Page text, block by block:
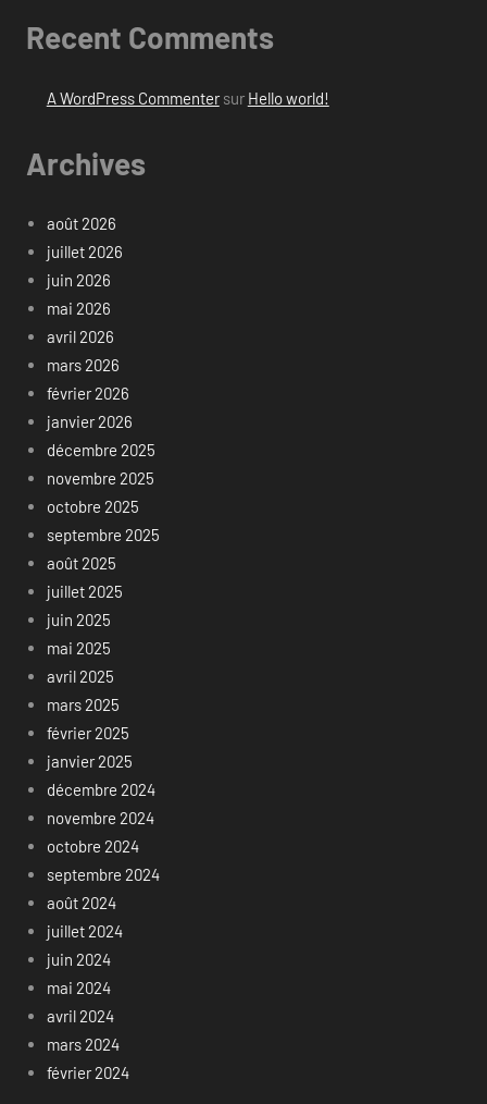
Recent Comments
A WordPress Commentersur Hello world!
Archives
août 2026
juillet 2026
juin 2026
mai 2026
avril 2026
mars 2026
février 2026
janvier 2026
décembre 2025
novembre 2025
octobre 2025
septembre 2025
août 2025
juillet 2025
juin 2025
mai 2025
avril 2025
mars 2025
février 2025
janvier 2025
décembre 2024
novembre 2024
octobre 2024
septembre 2024
août 2024
juillet 2024
juin 2024
mai 2024
avril 2024
mars 2024
février 2024